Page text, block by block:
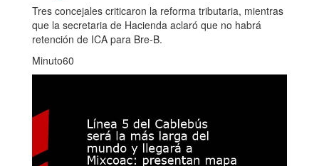
Tres concejales criticaron la reforma tributaria, mientras
que la secretaria de Hacienda aclaró que no habrá
retención de ICA para Bre-B.
Minuto60